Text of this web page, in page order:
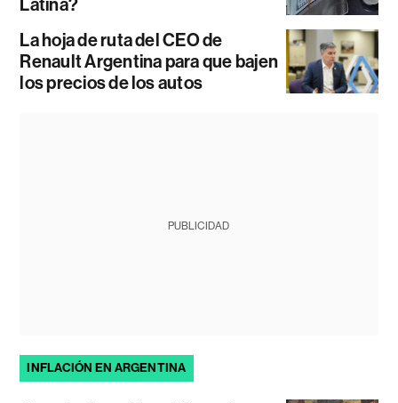
Latina?
La hoja de ruta del CEO de
Renault Argentina para que bajen
los precios de los autos
PUBLICIDAD
INFLACIÓN EN ARGENTINA